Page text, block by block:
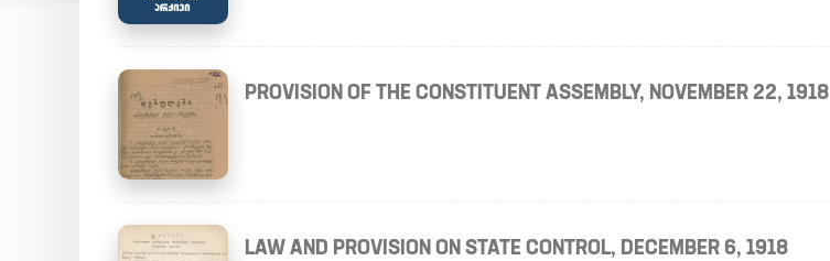
PROVISION OF THE CONSTITUENT ASSEMBLY, NOVEMBER 22, 1918
LAW AND PROVISION ON STATE CONTROL, DECEMBER 6, 1918